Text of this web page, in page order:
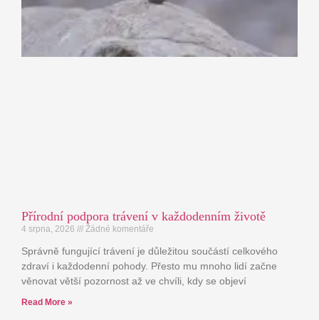
Přírodní podpora trávení v každodenním životě
4 srpna, 2026 Žádné komentáře
Správně fungující trávení je důležitou součástí celkového
zdraví i každodenní pohody. Přesto mu mnoho lidí začne
věnovat větší pozornost až ve chvíli, kdy se objeví
Read More »